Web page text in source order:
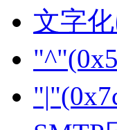
文字